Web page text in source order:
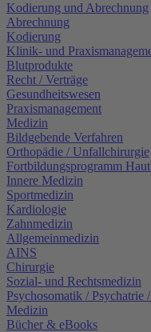
Kodierung und Abrechnung
Abrechnung
Kodierung
Klinik- und
Blutprodukte
Recht / Verträge
Gesundheitswesen
Praxismanagement
Medizin
Bildgebende Verfahren
Orthopädie / Unfallchirurgie
Fortbildungsprogramm
Innere Medizin
Sportmedizin
Kardiologie
Zahnmedizin
Allgemeinmedizin
AINS
Chirurgie
Sozial- und Rechtsmedizin
Psychosomatik / Psychatrie
Medizin
Bücher & eBooks